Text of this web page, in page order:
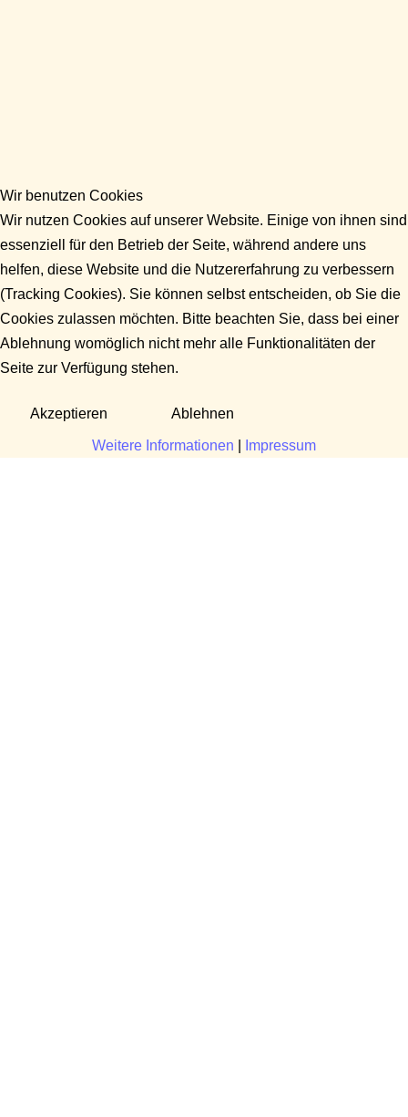
Wir benutzen Cookies
Wir nutzen Cookies auf unserer Website. Einige von ihnen sind
essenziell für den Betrieb der Seite, während andere uns
helfen, diese Website und die Nutzererfahrung zu verbessern
(Tracking Cookies). Sie können selbst entscheiden, ob Sie die
Cookies zulassen möchten. Bitte beachten Sie, dass bei einer
Ablehnung womöglich nicht mehr alle Funktionalitäten der
Seite zur Verfügung stehen.
Akzeptieren Ablehnen
Weitere Informationen Impressum